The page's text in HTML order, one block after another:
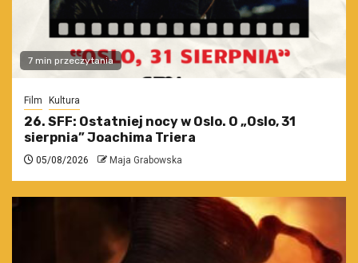
7 min przeczytania
Film Kultura
26. SFF: Ostatniej nocy w Oslo. O „Oslo, 31
sierpnia” Joachima Triera
05/08/2026 Maja Grabowska